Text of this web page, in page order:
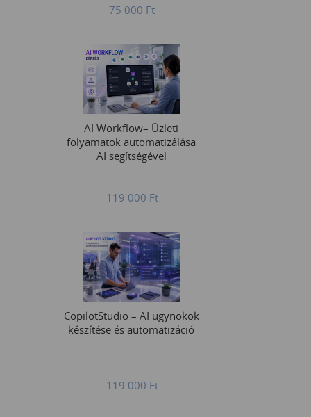
75 000 Ft
AI Workflow– Üzleti
folyamatok automatizálása
AI segítségével
119 000 Ft
CopilotStudio – AI ügynökök
készítése és automatizáció
119 000 Ft